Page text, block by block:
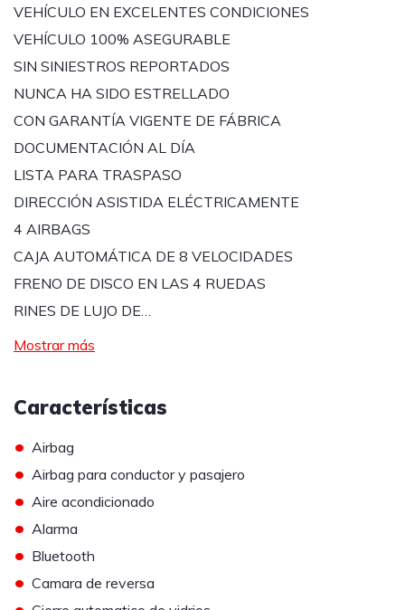
VEHÍCULO EN EXCELENTES CONDICIONES
VEHÍCULO 100% ASEGURABLE
SIN SINIESTROS REPORTADOS
NUNCA HA SIDO ESTRELLADO
CON GARANTÍA VIGENTE DE FÁBRICA
DOCUMENTACIÓN AL DÍA
LISTA PARA TRASPASO
DIRECCIÓN ASISTIDA ELÉCTRICAMENTE
4 AIRBAGS
CAJA AUTOMÁTICA DE 8 VELOCIDADES
FRENO DE DISCO EN LAS 4 RUEDAS
RINES DE LUJO DE…
Mostrar más
Características
• Airbag
• Airbag para conductor y pasajero
• Aire acondicionado
• Alarma
• Bluetooth
• Camara de reversa